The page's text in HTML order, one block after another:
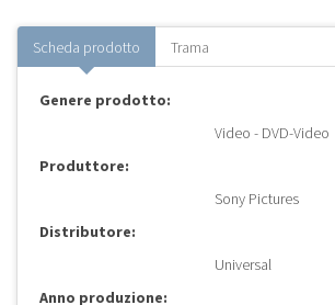
Scheda prodotto Trama
Genere prodotto:
Video - DVD-Video
Produttore:
Sony Pictures
Distributore:
Universal
Anno produzione: